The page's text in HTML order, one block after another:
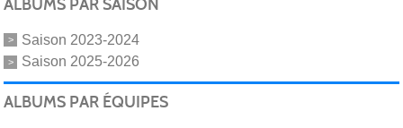
ALBUMS PAR SAISON
Saison 2023-2024
Saison 2025-2026
ALBUMS PAR ÉQUIPES